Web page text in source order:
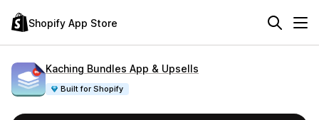
Shopify App Store
Kaching Bundles App & Upsells
Built for Shopify